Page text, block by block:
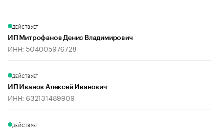
ДЕЙСТВУЕТ
ИП Митрофанов Денис Владимирович
ИНН: 504005976728
ДЕЙСТВУЕТ
ИП Иванов Алексей Иванович
ИНН: 632131489909
ДЕЙСТВУЕТ